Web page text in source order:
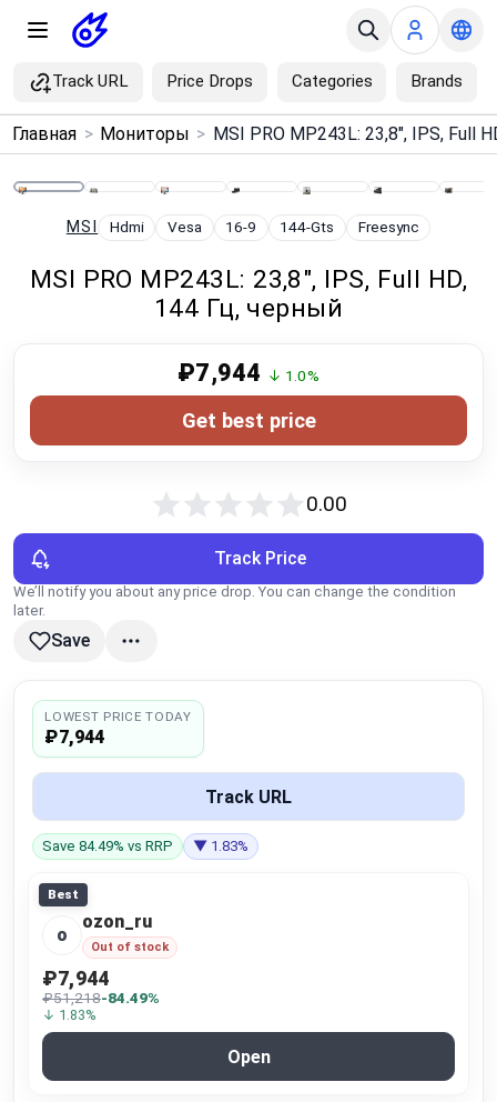
Track URL Price Drops Categories Brands
Menu ×
Home
Search
Categories
Brands
Global Price Tracker
Blog
Compare
Plans & Pricing
Log in
Главная > Мониторы >
MSI Hdmi Vesa 16-9 144-Gts Freesync
MSI PRO MP243L: 23,8", IPS, Full HD,
144 Гц, черный
0.00
₽7,944 ↓ 1.0%
Get best price
Track Price
We’ll notify you about any price drop. You can change the condition
later.
Save
LOWEST PRICE TODAY
₽7,944
Track URL
Save 84.49% vs RRP ▼ 1.83%
Best
o
ozon_ru
Out of stock
₽7,944
₽51,218-84.49%
↓ 1.83%
Open